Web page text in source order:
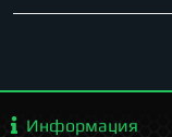
Информация